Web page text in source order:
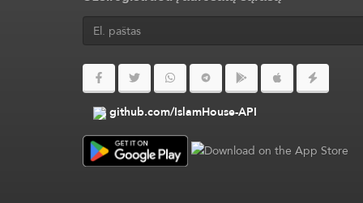
github.com/IslamHouse-API